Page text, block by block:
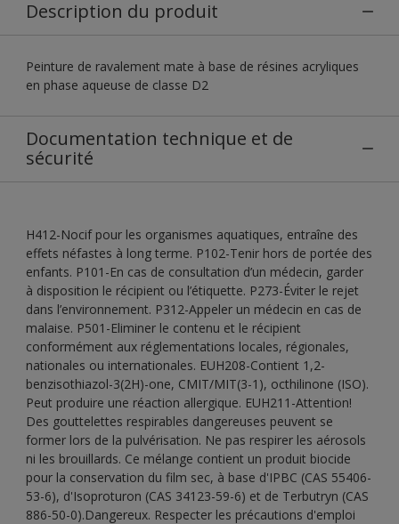
Description du produit
Peinture de ravalement mate à base de résines acryliques
en phase aqueuse de classe D2
Documentation technique et de
sécurité
H412-Nocif pour les organismes aquatiques, entraîne des
effets néfastes à long terme. P102-Tenir hors de portée des
enfants. P101-En cas de consultation d’un médecin, garder
à disposition le récipient ou l’étiquette. P273-Éviter le rejet
dans l’environnement. P312-Appeler un médecin en cas de
malaise. P501-Eliminer le contenu et le récipient
conformément aux réglementations locales, régionales,
nationales ou internationales. EUH208-Contient 1,2-
benzisothiazol-3(2H)-one, CMIT/MIT(3-1), octhilinone (ISO).
Peut produire une réaction allergique. EUH211-Attention!
Des gouttelettes respirables dangereuses peuvent se
former lors de la pulvérisation. Ne pas respirer les aérosols
ni les brouillards. Ce mélange contient un produit biocide
pour la conservation du film sec, à base d'IPBC (CAS 55406-
53-6), d'Isoproturon (CAS 34123-59-6) et de Terbutryn (CAS
886-50-0).Dangereux. Respecter les précautions d'emploi